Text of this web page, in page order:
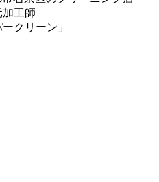
工師
クリーン」